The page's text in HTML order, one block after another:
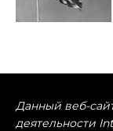
Данный веб-
деятельности